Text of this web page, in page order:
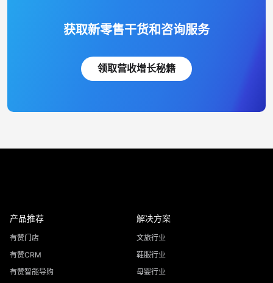
获取新零售干货和咨询服务
领取营收增长秘籍
产品推荐
有赞门店
有赞CRM
有赞智能导购
解决方案
文旅行业
鞋服行业
母婴行业